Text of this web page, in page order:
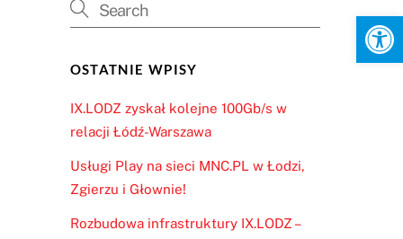
Otwórz pasek narzędzi
OSTATNIE WPISY
IX.LODZ zyskał kolejne 100Gb/s w
relacji Łódź-Warszawa
Usługi Play na sieci MNC.PL w Łodzi,
Zgierzu i Głownie!
Rozbudowa infrastruktury IX.LODZ –